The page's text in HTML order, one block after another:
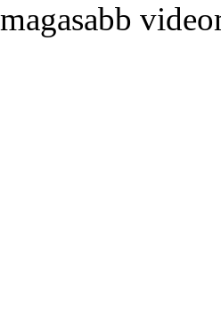
magasabb